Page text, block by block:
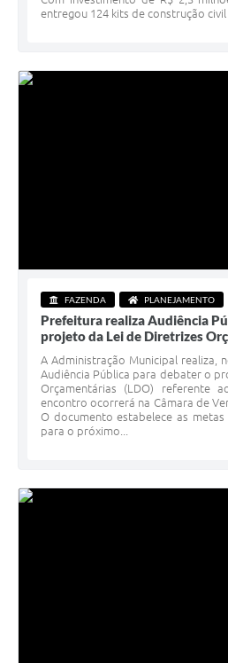
entregou 124 kits de construção civil
FAZENDA PLANEJAMENTO
Prefeitura realiza Audiência
projeto da Lei de Diretrizes
A Administração Municipal realiza,
Audiência Pública para debater o
Orçamentárias (LDO) referente
encontro ocorrerá na Câmara de
O documento estabelece as
para o próximo...